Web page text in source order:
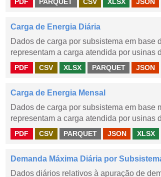
Carga de Energia Diária
Dados de carga por subsistema em base
representam a carga atendida por usinas
PDF CSV XLSX PARQUET JSON
Carga de Energia Mensal
Dados de carga por subsistema em base
representam a carga atendida por usinas
PDF CSV PARQUET JSON XLSX
Demanda Máxima Diária por
Dados diários relativos à apuração de